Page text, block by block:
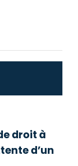
droit à
d’un